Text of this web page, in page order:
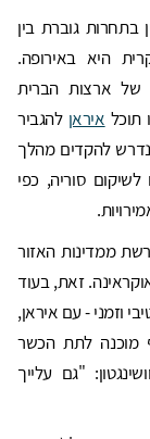
גוברת בין
היא באירופה.
ארצות הברית
תוכל איראן להגביר
להקדים מהלך
סוריה, כפי
ממדינות האזור
זאת, בעוד
וזמני - עם איראן,
מוכנה לתת הכשר
"גם עלייך